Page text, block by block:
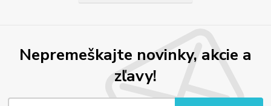
Nepremeškajte novinky, akcie a
zľavy!